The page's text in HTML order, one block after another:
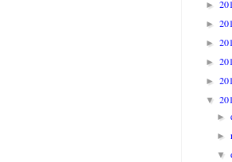
►
►
►
►
►
▼
►
►
▼